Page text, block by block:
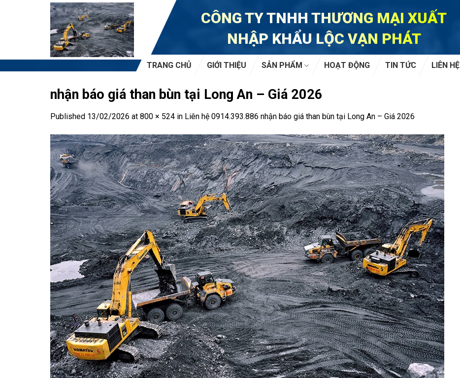
CÔNG TY TNHH THƯƠNG MẠI XUẤT
NHẬP KHẨU LỘC VẠN PHÁT
TRANG CHỦ GIỚI THIỆU SẢN PHẨM HOẠT ĐỘNG TIN TỨC LIÊN HỆ
nhận báo giá than bùn tại Long An – Giá 2026
Published 13/02/2026 at 800 × 524 in Liên hệ 0914.393.886 nhận báo giá than bùn tại Long An – Giá 2026